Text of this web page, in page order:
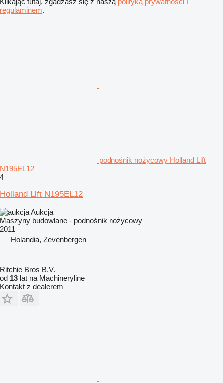
Klikając tutaj, zgadzasz się z naszą polityką prywatności i
regulaminem.
podnośnik nożycowy Holland Lift
N195EL12
4
Holland Lift N195EL12
Aukcja
Maszyny budowlane - podnośnik nożycowy
2011
Holandia, Zevenbergen
Ritchie Bros B.V.
od 13 lat na Machineryline
Kontakt z dealerem